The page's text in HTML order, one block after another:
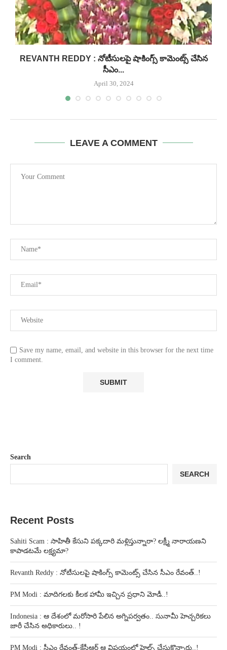
REVANTH REDDY : నోటీసులపై షాకింగ్స్ కామెంట్స్ చేసిన
సీఎం...
April 30, 2024
LEAVE A COMMENT
Save my name, email, and website in this browser for the next time
I comment.
Search
SEARCH
Recent Posts
Sahiti Scam : సాహితీ కేసుని పక్కదారి మళ్లిస్తున్నారా? లక్ష్మీ నారాయణని
కాపాడటమే లక్ష్యమా?
Revanth Reddy : నోటీసులపై షాకింగ్స్ కామెంట్స్ చేసిన సీఎం రేవంత్..!
PM Modi : మాదిగలకు కీలక హామీ ఇచ్చిన ప్రధాని మోడీ..!
Indonesia : ఆ దేశంలో మరోసారి పేలిన అగ్నిపర్వతం.. సునామీ హెచ్చరికలు
జారీ చేసిన అధికారులు.. !
PM Modi : సీఎం రేవంత్-కేసీఆర్ ఆ విషయంలో హెల్ప్ చేసుకొన్నారు..!